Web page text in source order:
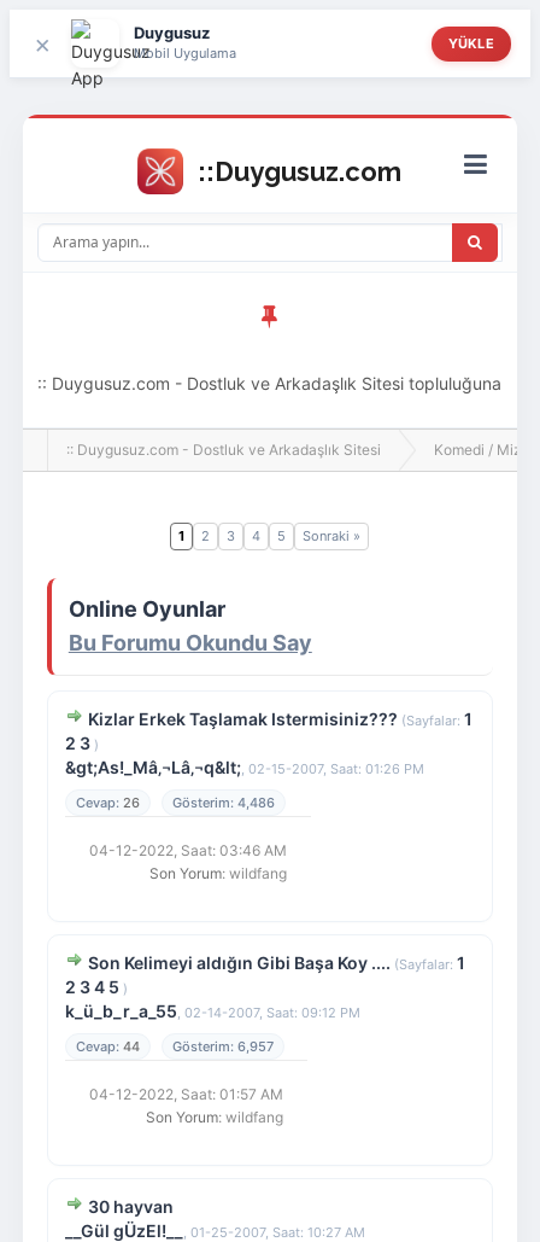
× Duygusuz
Mobil Uygulama
YÜKLE
:: Duygusuz.com - Dostluk ve Arkadaşlık Sitesi topluluğuna
hoş geldin ziyaretçi! Aramıza katılmak istersen kayıt
:: Duygusuz.com - Dostluk ve Arkadaşlık Sitesi Komedi /
1 2 3 4 5 Sonraki »
Bu Forumu Okundu Say
Online Oyunlar
Kizlar Erkek Taşlamak Istermisiniz??? (Sayfalar: 1
2 3)
&gt;As!_Mâ‚¬Lâ‚¬q&lt;, 02-15-2007, Saat: 01:26 PM
26
4,486
04-12-2022, Saat: 03:46 AM
Son Yorum: wildfang
Son Kelimeyi aldığın Gibi Başa Koy .... (Sayfalar: 1
2 34 5 )
k_ü_b_r_a_55, 02-14-2007, Saat: 09:12 PM
44
6,957
04-12-2022, Saat: 01:57 AM
Son Yorum: wildfang
30 hayvan
__Gül gÜzEl!__
, 01-25-2007, Saat: 10:27 AM